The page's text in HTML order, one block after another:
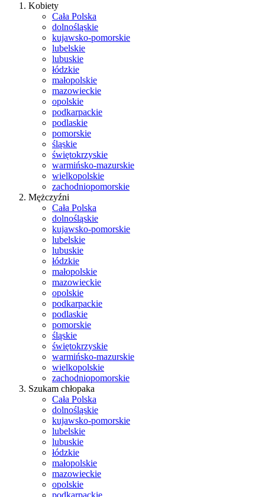
Kobiety
Cała Polska
dolnośląskie
kujawsko-pomorskie
lubelskie
lubuskie
łódzkie
małopolskie
mazowieckie
opolskie
podkarpackie
podlaskie
pomorskie
śląskie
świętokrzyskie
warmińsko-mazurskie
wielkopolskie
zachodniopomorskie
Mężczyźni
Cała Polska
dolnośląskie
kujawsko-pomorskie
lubelskie
lubuskie
łódzkie
małopolskie
mazowieckie
opolskie
podkarpackie
podlaskie
pomorskie
śląskie
świętokrzyskie
warmińsko-mazurskie
wielkopolskie
zachodniopomorskie
Szukam chłopaka
Cała Polska
dolnośląskie
kujawsko-pomorskie
lubelskie
lubuskie
łódzkie
małopolskie
mazowieckie
opolskie
podkarpackie